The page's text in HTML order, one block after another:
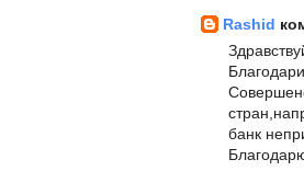
Rashid
банк